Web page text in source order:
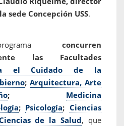
sede Concepción USS.
concurren
las Facultades
el Cuidado de la
; Arquitectura, Arte
; Medicina
; Psicología;Ciencias
de la Salud, que